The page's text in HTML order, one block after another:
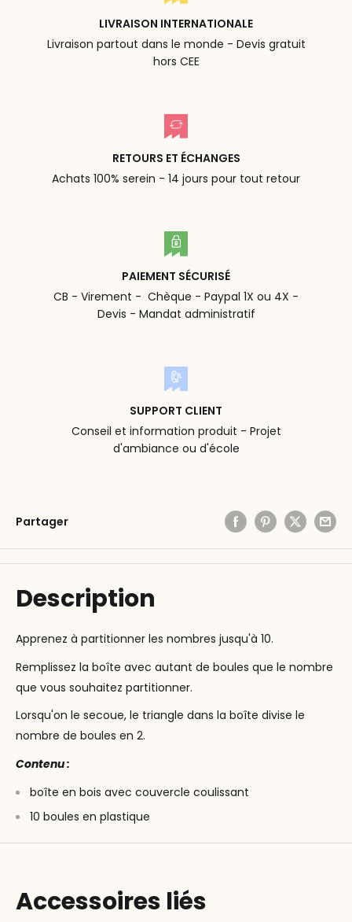
LIVRAISON INTERNATIONALE
Livraison partout dans le monde - Devis gratuit
hors CEE
RETOURS ET ÉCHANGES
Achats 100% serein - 14 jours pour tout retour
PAIEMENT SÉCURISÉ
CB - Virement - Chèque - Paypal 1X ou 4X -
Devis - Mandat administratif
SUPPORT CLIENT
Conseil et information produit - Projet
d'ambiance ou d'école
Partager
Description
Apprenez à partitionner les nombres jusqu'à 10.
Remplissez la boîte avec autant de boules que le nombre
que vous souhaitez partitionner.
Lorsqu'on le secoue, le triangle dans la boîte divise le
nombre de boules en 2.
Contenu :
boîte en bois avec couvercle coulissant
10 boules en plastique
Accessoires liés